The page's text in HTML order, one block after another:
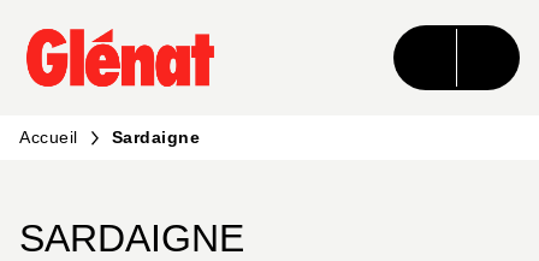
MENU RECHERCHE CONTENU
PIED DE PAGE
Accueil Sardaigne
SARDAIGNE